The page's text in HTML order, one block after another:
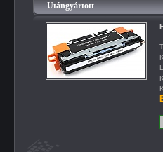
Utángyártott